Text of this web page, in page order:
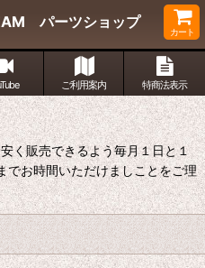
パーツショップ
カート
ご利用案内 特商法表示
く販売できるよう毎月１日と１
でお時間いただけましことをご理